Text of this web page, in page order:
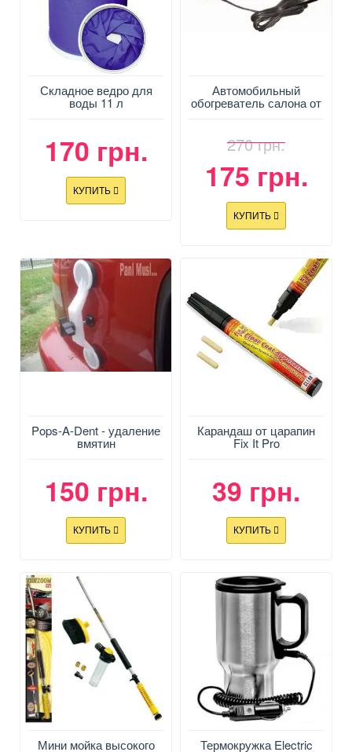
Складное ведро для
воды 11 л
170 грн.
КУПИТЬ
Автомобильный
обогреватель салона от
прикуривателя
270 грн.
175 грн.
КУПИТЬ
Pops-A-Dent - удаление
вмятин
150 грн.
КУПИТЬ
Карандаш от царапин
Fix It Pro
39 грн.
КУПИТЬ
Мини мойка высокого Термокружка Electric